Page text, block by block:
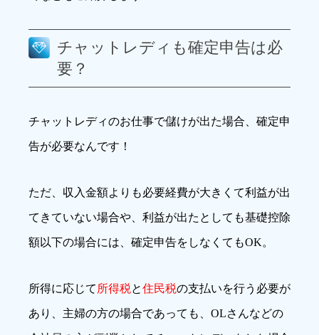
チャットレディも確定申告は必
要？
チャットレディのお仕事で儲けが出た場合、確定申
告が必要なんです！
ただ、収入金額よりも必要経費が大きくて利益が出
てきていない場合や、利益が出たとしても基礎控除
額以下の場合には、確定申告をしなくてもOK。
所得に応じて 所得税と住民税の支払いを行う必要が
あり、主婦の方の場合であっても、OLさんなどの